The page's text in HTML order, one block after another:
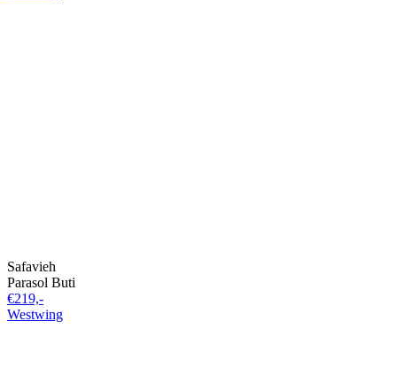
Safavieh
Parasol Buti
€219,-
Westwing